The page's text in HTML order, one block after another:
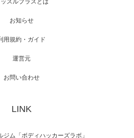
NHK BS「COOL JAPAN 」にてマッス
らぼ」さんに…
スルプラスとは
お知らせ
用規約・ガイド
運営元
お問い合わせ
LINK
ジム「ボディハッカーズラボ」